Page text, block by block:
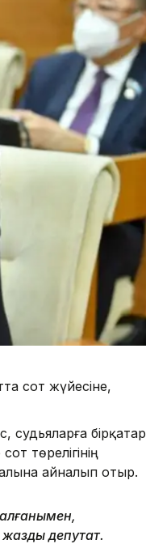
сот жүйесіне,
судьяларға бірқатар
төрелігінің
айналып отыр.
депутат.